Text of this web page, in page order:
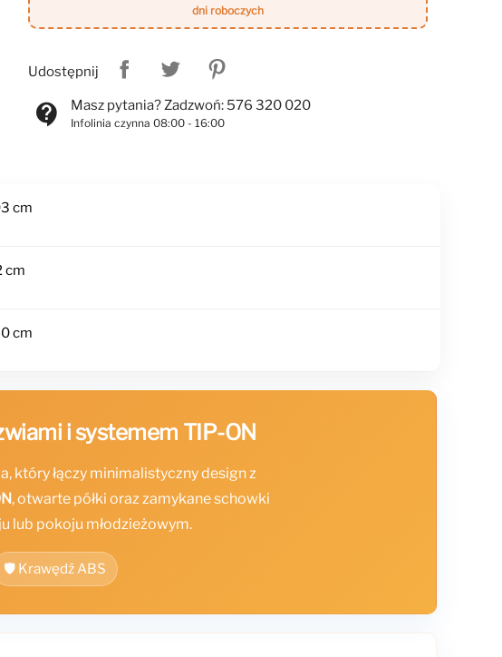
dni roboczych
Udostępnij
contact_support Masz pytania? Zadzwoń: 576 320 020
Infolinia czynna 08:00 - 16:00
cm
cm
cm
i systemem TIP-ON
który łączy minimalistyczny design z
, otwarte półki oraz zamykane schowki
lub pokoju młodzieżowym.
🛡️ Krawędź ABS